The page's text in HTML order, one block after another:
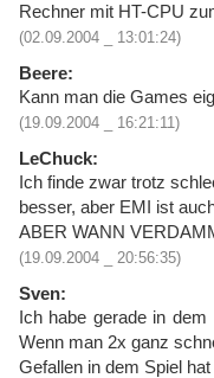
Rechner mit HT-CPU
(02.09.2004 _ 13:01:24)
Beere:
Kann man die Games
(19.09.2004 _ 16:21:11)
LeChuck:
Ich finde zwar trotz
besser, aber EMI ist
ABER WANN
(19.09.2004 _ 20:56:35)
Sven:
Ich habe gerade in
Wenn man 2x ganz
Gefallen in dem Spiel